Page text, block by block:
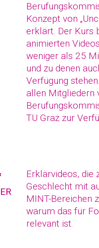
Konzept von
erklärt. Der Kurs
animierten
weniger als 25
und zu denen
Verfügung
allen Mitgliedern
TU Graz zur
Erklärvideos, die
Geschlecht mit
MINT-Bereichen
warum das für
relevant ist.